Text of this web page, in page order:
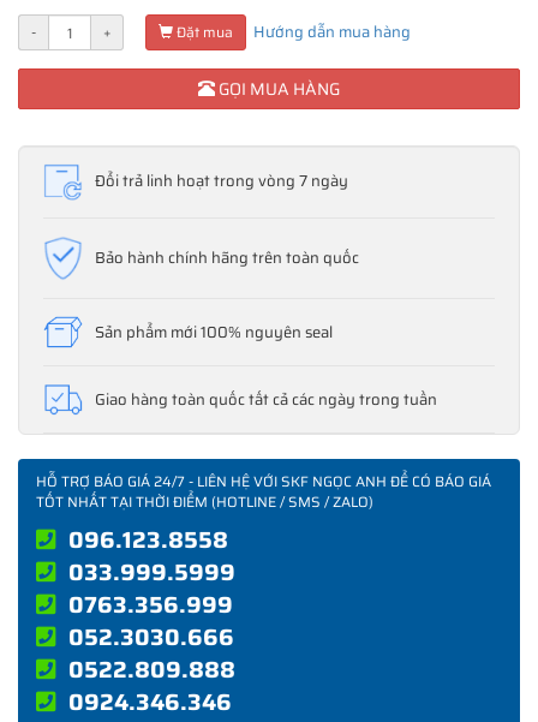
- + Đặt mua Hướng dẫn mua hàng
GỌI MUA HÀNG
Đổi trả linh hoạt trong vòng 7 ngày
Bảo hành chính hãng trên toàn quốc
Sản phẩm mới 100% nguyên seal
Giao hàng toàn quốc tất cả các ngày trong tuần
HỖ TRỢ BÁO GIÁ 24/7 - LIÊN HỆ VỚI SKF NGỌC ANH ĐỂ CÓ BÁO GIÁ
TỐT NHẤT TẠI THỜI ĐIỂM (HOTLINE / SMS / ZALO)
096.123.8558
033.999.5999
0763.356.999
052.3030.666
0522.809.888
0924.346.346